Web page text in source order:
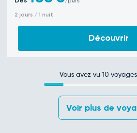
2 jours / 1 nuit
Découvrir
Vous avez vu 10